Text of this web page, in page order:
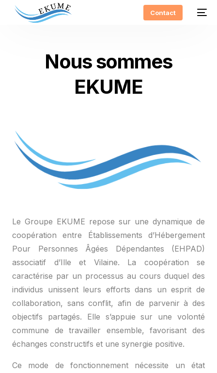
Contact
Noussommes
EKUME
Le Groupe EKUME repose sur une dynamique de
coopération
entre Établissements
d’Hébergement
Pour
Personnes Âgées Dépendantes
(EHPAD)
associatif
d’Ille et Vilaine. La coopération
se
caractérise par un processus au cours duquel des
individus unissent leurs efforts dans un esprit de
collaboration, sans conflit, afin de parvenir à des
objectifs
partagés. Elle s’appuie sur une
volonté
commune
de travailler ensemble, favorisant
des
échanges constructifs et une synergie positive.
Ce mode de fonctionnement nécessite un
état